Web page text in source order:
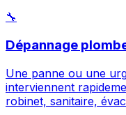
🔧
Dépannage
Une panne ou une
interviennent
robinet, sanitaire,